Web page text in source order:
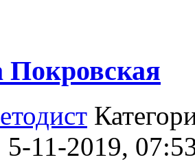
5-11-2019,